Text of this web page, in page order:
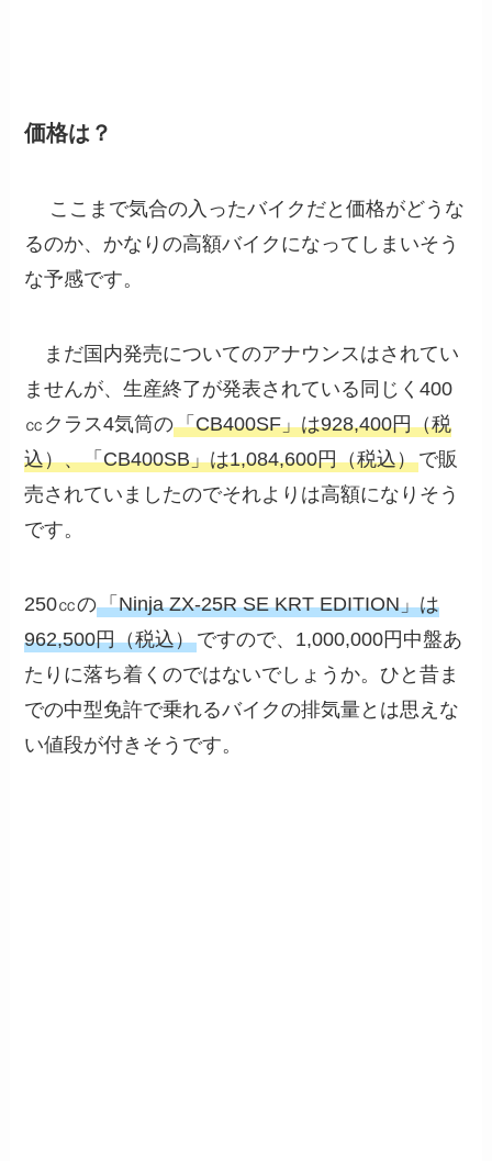
価格は？
ここまで気合の入ったバイクだと価格がどうな
るのか、かなりの高額バイクになってしまいそう
な予感です。
まだ国内発売についてのアナウンスはされてい
ませんが、生産終了が発表されている同じく400
㏄クラス4気筒の「CB400SF」は928,400円（税
込）、「CB400SB」は1,084,600円（税込）で販
売されていましたのでそれよりは高額になりそう
です。
250㏄の「Ninja ZX-25R SE KRT EDITION」は
962,500円（税込）ですので、1,000,000円中盤あ
たりに落ち着くのではないでしょうか。ひと昔ま
での中型免許で乗れるバイクの排気量とは思えな
い値段が付きそうです。